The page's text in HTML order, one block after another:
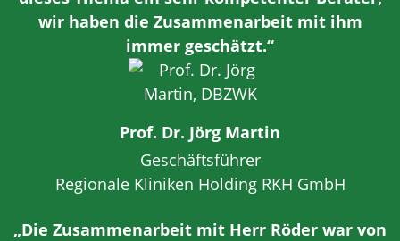
wir haben die Zusammenarbeit mit ihm
immer geschätzt.“
Prof. Dr. Jörg Martin
Geschäftsführer
Regionale Kliniken Holding RKH GmbH
„Die Zusammenarbeit mit Herr Röder war von